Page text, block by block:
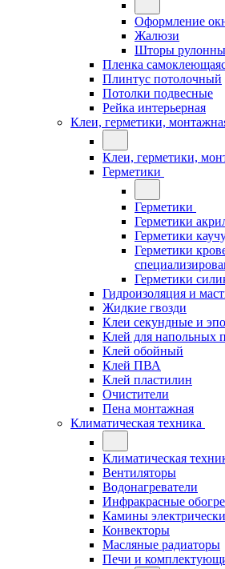
Оформление
Жалюзи
Шторы
Пленка
Плинтус потолочный
Потолки подвесные
Рейка интерьерная
Клеи, герметики,
Клеи, герметики,
Герметики
Герметики
Герметики
Герметики
Герметики
Герметики
Гидроизоляция и
Жидкие гвозди
Клеи секундные и
Клей для напольных
Клей обойный
Клей ПВА
Клей пластилин
Очистители
Пена монтажная
Климатическая техника
Климатическая
Вентиляторы
Водонагреватели
Инфракрасные
Камины
Конвекторы
Масляные радиаторы
Печи и